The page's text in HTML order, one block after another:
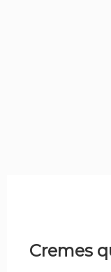
Cremes